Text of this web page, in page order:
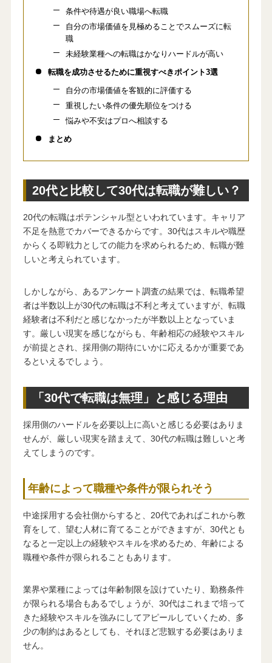
条件や待遇が良い職場へ転職
自分の市場価値を見極めることでスムーズに転
職
未経験業種への転職はかなりハードルが高い
転職を成功させるために重視すべきポイント3選
自分の市場価値を客観的に評価する
重視したい条件の優先順位をつける
悩みや不安はプロへ相談する
まとめ
20代と比較して30代は転職が難しい？
20代の転職はポテンシャル型といわれています。キャリア
不足を熱意でカバーできるからです。30代はスキルや職歴
からくる即戦力としての能力を求められるため、転職が難
しいと考えられています。
しかしながら、あるアンケート調査の結果では、転職希望
者は半数以上が30代の転職は不利と考えていますが、転職
経験者は不利だと感じなかったが半数以上となっていま
す。厳しい現実を感じながらも、年齢相応の経験やスキル
が前提とされ、採用側の期待にいかに応えるかが重要であ
るといえるでしょう。
「30代で転職は無理」と感じる理由
採用側のハードルを必要以上に高いと感じる必要はありま
せんが、厳しい現実を踏まえて、30代の転職は難しいと考
えてしまうのです。
年齢によって職種や条件が限られそう
中途採用する会社側からすると、20代であればこれから教
育をして、望む人材に育てることができますが、30代とも
なると一定以上の経験やスキルを求めるため、年齢による
職種や条件が限られることもあります。
業界や業種によっては年齢制限を設けていたり、勤務条件
が限られる場合もあるでしょうが、30代はこれまで培って
きた経験やスキルを強みにしてアピールしていくため、多
少の制約はあるとしても、それほど悲観する必要はありま
せん。